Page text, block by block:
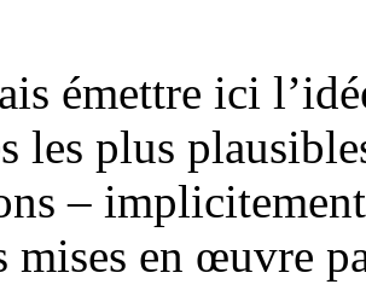
émettre ici
les plus
–
mises en œuvre